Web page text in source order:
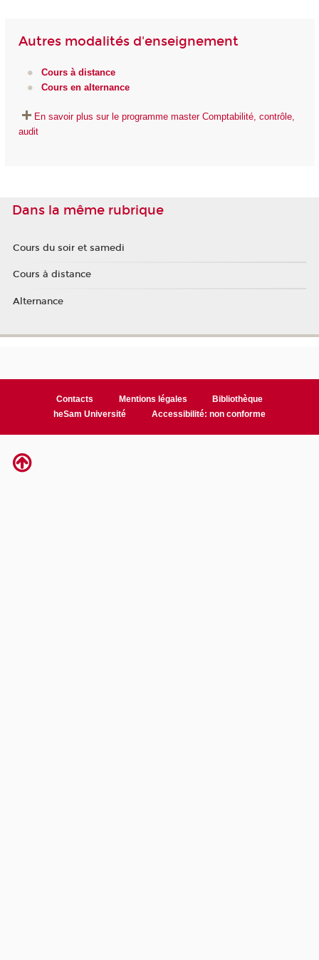
Autres modalités d'enseignement
Cours à distance
Cours en alternance
En savoir plus sur le programme master Comptabilité, contrôle,
audit
Dans la même rubrique
Cours du soir et samedi
Cours à distance
Alternance
Contacts Mentions légales
Bibliothèque
heSam Université
Accessibilité: non conforme